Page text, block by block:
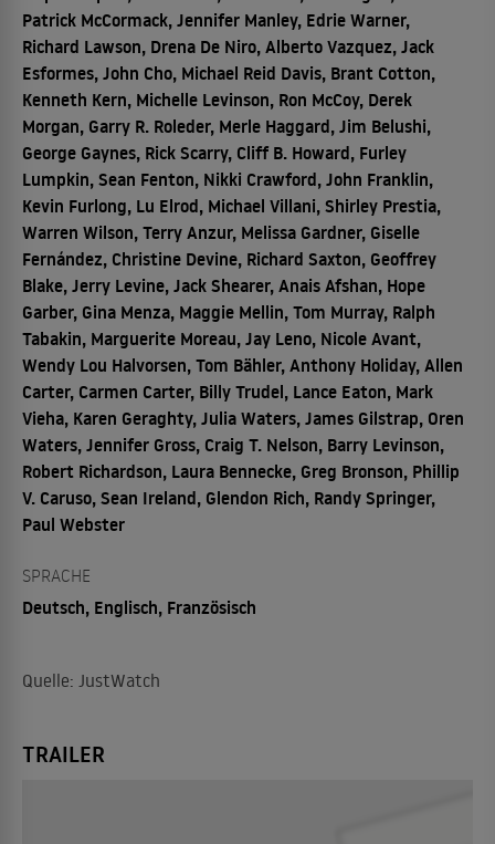
Patrick McCormack, Jennifer Manley, Edrie Warner,
Richard Lawson, Drena De Niro, Alberto Vazquez, Jack
Esformes, John Cho, Michael Reid Davis, Brant Cotton,
Kenneth Kern, Michelle Levinson, Ron McCoy, Derek
Morgan, Garry R. Roleder, Merle Haggard, Jim Belushi,
George Gaynes, Rick Scarry, Cliff B. Howard, Furley
Lumpkin, Sean Fenton, Nikki Crawford, John Franklin,
Kevin Furlong, Lu Elrod, Michael Villani, Shirley Prestia,
Warren Wilson, Terry Anzur, Melissa Gardner, Giselle
Fernández, Christine Devine, Richard Saxton, Geoffrey
Blake, Jerry Levine, Jack Shearer, Anais Afshan, Hope
Garber, Gina Menza, Maggie Mellin, Tom Murray, Ralph
Tabakin, Marguerite Moreau, Jay Leno, Nicole Avant,
Wendy Lou Halvorsen, Tom Bähler, Anthony Holiday, Allen
Carter, Carmen Carter, Billy Trudel, Lance Eaton, Mark
Vieha, Karen Geraghty, Julia Waters, James Gilstrap, Oren
Waters, Jennifer Gross, Craig T. Nelson, Barry Levinson,
Robert Richardson, Laura Bennecke, Greg Bronson, Phillip
V. Caruso, Sean Ireland, Glendon Rich, Randy Springer,
Paul Webster
SPRACHE
Deutsch, Englisch, Französisch
Quelle: JustWatch
TRAILER